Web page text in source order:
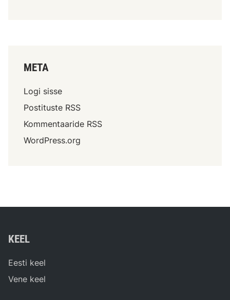
META
Logi sisse
Postituste RSS
Kommentaaride RSS
WordPress.org
KEEL
Eesti keel
Vene keel